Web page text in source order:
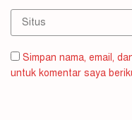
Simpan nama, email,
untuk komentar saya